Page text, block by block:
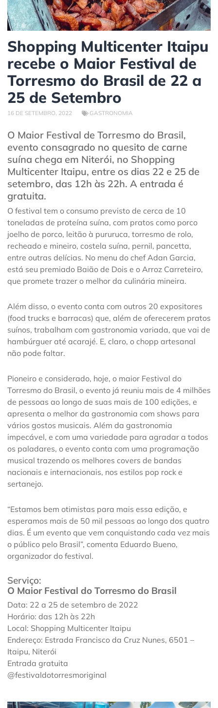
Shopping Multicenter Itaipu
recebe o Maior Festival de
Torresmo do Brasil de 22 a
25 de Setembro
16 DE SETEMBRO, 2022 GASTRONOMIA
O Maior Festival de Torresmo do Brasil,
evento consagrado no quesito de carne
suína chega em Niterói, no Shopping
Multicenter Itaipu, entre os dias 22 e 25 de
setembro, das 12h às 22h. A entrada é
gratuita.
O festival tem o consumo previsto de cerca de 10
toneladas de proteína suína, com pratos como porco
joelho de porco, leitão à pururuca, torresmo de rolo,
recheado e mineiro, costela suína, pernil, pancetta,
entre outras delícias. No menu do chef Adan Garcia,
está seu premiado Baião de Dois e o Arroz Carreteiro,
que promete trazer o melhor da culinária mineira.
Além disso, o evento conta com outros 20 expositores
(food trucks e barracas) que, além de oferecerem pratos
suínos, trabalham com gastronomia variada, que vai de
hambúrguer até acarajé. E, claro, o chopp artesanal
não pode faltar.
Pioneiro e considerado, hoje, o maior Festival do
Torresmo do Brasil, o evento já reuniu mais de 4 milhões
de pessoas ao longo de suas mais de 100 edições, e
apresenta o melhor da gastronomia com shows para
vários gostos musicais. Além da gastronomia
impecável, e com uma variedade para agradar a todos
os paladares, o evento conta com uma programação
musical trazendo os melhores covers de bandas
nacionais e internacionais, nos estilos pop rock e
sertanejo.
“Estamos bem otimistas para mais essa edição, e
esperamos mais de 50 mil pessoas ao longo dos quatro
dias. É um evento que vem conquistando cada vez mais
o público pelo Brasil”, comenta Eduardo Bueno,
organizador do festival.
Serviço:
O Maior Festival do Torresmo do Brasil
Data: 22 a 25 de setembro de 2022
Horário: das 12h às 22h
Local: Shopping Multicenter Itaipu
Endereço: Estrada Francisco da Cruz Nunes, 6501 –
Itaipu, Niterói
Entrada gratuita
@festivaldotorresmoriginal